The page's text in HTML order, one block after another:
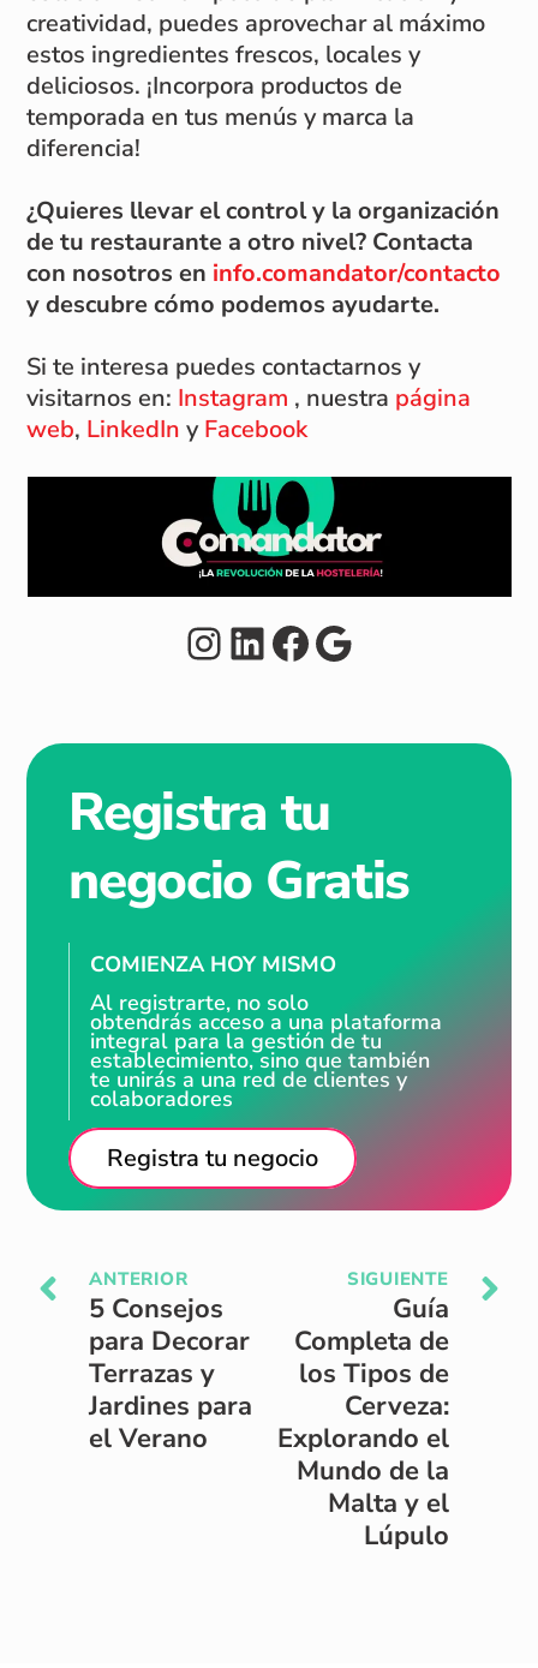
creatividad, puedes aprovechar al máximo
estos ingredientes frescos, locales y
deliciosos. ¡Incorpora productos de
temporada en tus menús y marca la
diferencia!
¿Quieres llevar el control y la organización
de tu restaurante a otro nivel? Contacta
con nosotros en info.comandator/contacto
y descubre cómo podemos ayudarte.
Si te interesa puedes contactarnos y
visitarnos en: Instagram , nuestra página
web, LinkedIn yFacebook
Instagram
LinkedIn
Facebook
Google
Registra tu
negocio Gratis
COMIENZA HOY MISMO
Al registrarte, no solo
obtendrás acceso a una plataforma
integral para la gestión de tu
establecimiento, sino que también
te unirás a una red de clientes y
colaboradores
Registra tu negocio
ANTERIOR
5 Consejos
para Decorar
Terrazas y
Jardines para
el Verano
SIGUIENTE
Guía
Completa de
los Tipos de
Cerveza:
Explorando el
Mundo de la
Malta y el
Lúpulo